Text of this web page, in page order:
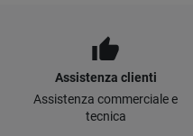
thumb_up
Assistenza clienti
Assistenza commerciale e
tecnica